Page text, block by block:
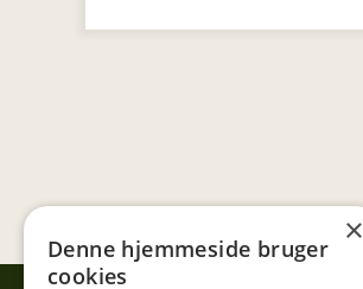
×
Denne hjemmeside bruger
cookies